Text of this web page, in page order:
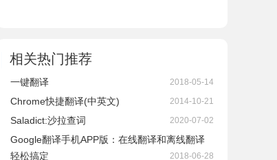
相关热门推荐
一键翻译 2018-05-14
Chrome快捷翻译(中英文) 2014-10-21
Saladict:沙拉查词 2020-07-02
Google翻译手机APP版：在线翻译和离线翻译
轻松搞定
2018-06-28